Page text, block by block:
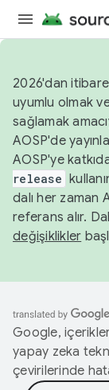
2026'dan
uyumlu olmak
sağlamak
AOSP'de
AOSP'ye
release
dalı her zaman
referans alır.
değişiklikler
Google,
yapay zeka
çevirilerinde